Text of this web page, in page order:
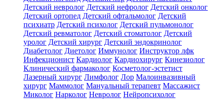
Детский невролог Детский нефролог Детский онколог
Детский ортопед Детский офтальмолог Детский
психиатр Детский психолог Детский пульмонолог
Детский ревматолог Детский стоматолог Детский
уролог Детский хирург Детский эндокринолог
Диабетолог Диетолог Иммунолог Инструктор лфк
Инфекционист Кардиолог Кардиохирург Кинезиолог
Клинический фармаколог Косметолог-эстетист
Лазерный хирург Лимфолог Лор Малоинвазивный
хирург Маммолог Мануальный терапевт Массажист
Миколог Нарколог Невролог Нейропсихолог